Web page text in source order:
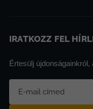
IRATKOZZ FEL
Értesülj